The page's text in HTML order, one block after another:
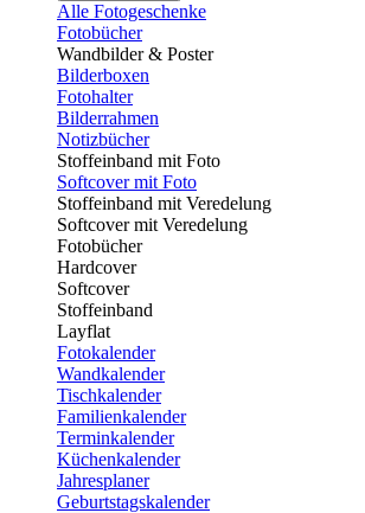
Alle Fotogeschenke
Fotobücher
Wandbilder & Poster
Bilderboxen
Fotohalter
Bilderrahmen
Notizbücher
Stoffeinband mit Foto
Softcover mit Foto
Stoffeinband mit Veredelung
Softcover mit Veredelung
Fotobücher
Hardcover
Softcover
Stoffeinband
Layflat
Fotokalender
Wandkalender
Tischkalender
Familienkalender
Terminkalender
Küchenkalender
Jahresplaner
Geburtstagskalender